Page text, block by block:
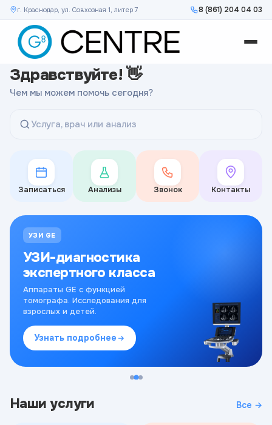
г. Краснодар, ул. Совхозная 1, литер 7 8 (861) 204 04 03
Здравствуйте! 👋
Чем мы можем помочь сегодня?
Услуга, врач или анализ
Записаться Анализы Звонок Контакты
УЗИ GE
УЗИ-диагностика
экспертного класса
Аппараты GE с функцией
томографа. Исследования для
взрослых и детей.
Узнать подробнее
Наши услуги Все →